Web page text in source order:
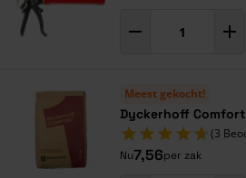
Meest gekocht!
Dyckerhoff
(3
Nu7,56per zak